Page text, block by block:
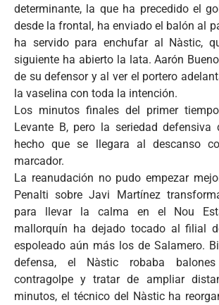
determinante, la que ha precedido el
desde la frontal, ha enviado el balón al
ha servido para enchufar al Nàstic,
siguiente ha abierto la lata. Aarón
de su defensor y al ver el portero
la vaselina con toda la intención.
Los minutos finales del primer
Levante B, pero la seriedad
hecho que se llegara al descanso
marcador.
La reanudación no pudo empezar
Penalti sobre Javi Martínez
para llevar la calma en el Nou
mallorquín ha dejado tocado al filial
espoleado aún más los de Salamero.
defensa, el Nàstic robaba
contragolpe y tratar de ampliar
minutos, el técnico del Nàstic ha